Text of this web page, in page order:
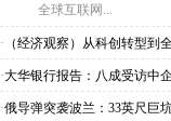
全球互联网...
· （经济观察）从科创转型到
·大华银行报告：八成受访中
·俄导弹突袭波兰：33英尺巨